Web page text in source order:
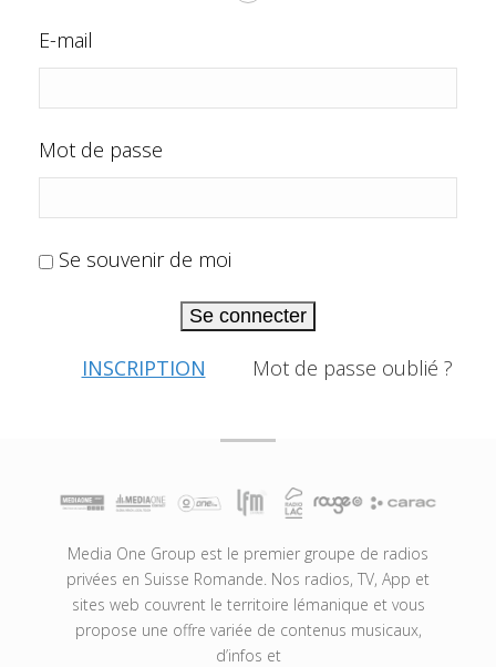
E-mail
Mot de passe
Se souvenir de moi
Se connecter
INSCRIPTION Mot de passe oublié ?
Media One Group est le premier groupe de radios
privées en Suisse Romande. Nos radios, TV, App et
sites web couvrent le territoire lémanique et vous
propose une offre variée de contenus musicaux,
d’infos et